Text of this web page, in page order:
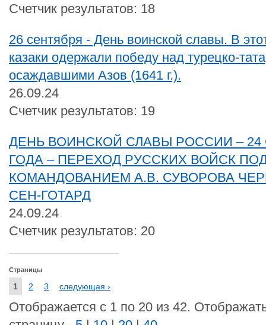
Счетчик результатов: 18
26 сентября - День воинской славы. В
казаки одержали победу над турецко-
осаждавшими Азов (1641 г.).
26.09.24
Счетчик результатов: 19
ДЕНЬ ВОИНСКОЙ СЛАВЫ РОССИИ – 24
ГОДА – ПЕРЕХОД РУССКИХ ВОЙСК
КОМАНДОВАНИЕМ А.В. СУВОРОВА
СЕН-ГОТАРД
24.09.24
Счетчик результатов: 20
Страницы
1 2 3 следующая ›
Отображается с 1 по 20 из 42.